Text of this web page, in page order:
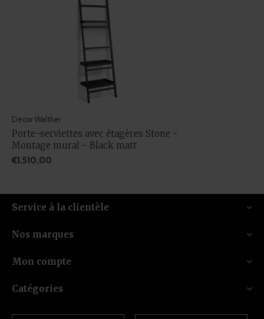
Decor Walther
Porte-serviettes avec étagères Stone -
Montage mural - Black matt
€1.510,00
Service à la clientèle
Nos marques
Mon compte
Catégories